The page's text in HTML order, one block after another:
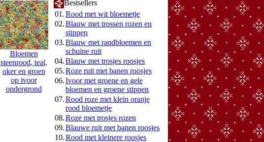
Bloemen
steenrood, teal,
oker en groen
op ivoor
ondergrond
Bestsellers
01.Rood met wit bloemetje
02.Blauw met trossen rozen en
stippen
03.Blauw met randbloemen en
schuine ruit
04.Blauw met trosjes roosjes
05.Roze ruit met banen roosjes
06.Ivoor met groene en gele
bloemen en groene stippen
07.Rood roze met klein oranje
rood bloemetje
08.Roze met trosjes rozen
09.Blauwe ruit met banen roosjes
10.Rood met kleinere roosjes